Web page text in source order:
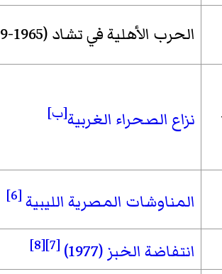
الحرب الأهلية في تشاد (1965-1979)
نزاع الصحراء الغربية[ب]
المناوشات المصرية الليبية [6]
انتفاضة الخبز (1977) [7]
[8]